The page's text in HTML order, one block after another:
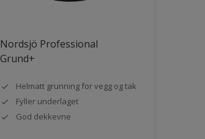
Nordsjö Professional
Grund+
Helmatt grunning for vegg og tak
Fyller underlaget
God dekkevne